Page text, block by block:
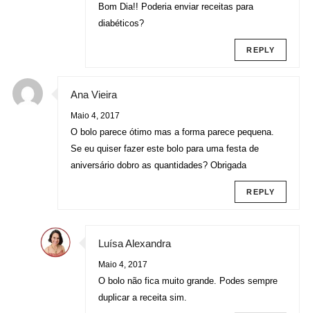
Bom Dia!! Poderia enviar receitas para
diabéticos?
REPLY
Ana Vieira
Maio 4, 2017
O bolo parece ótimo mas a forma parece pequena.
Se eu quiser fazer este bolo para uma festa de
aniversário dobro as quantidades? Obrigada
REPLY
Luísa Alexandra
Maio 4, 2017
O bolo não fica muito grande. Podes sempre
duplicar a receita sim.